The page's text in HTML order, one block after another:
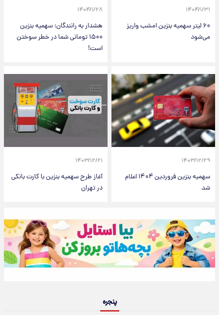
۱۴۰۴/۱/۳۱
۶۰ لیتر سهمیه بنزین امشب واریز
می‌شود
۱۴۰۴/۱/۲۸
هشدار به رانندگان: سهمیه بنزین
۱۵۰۰ تومانی شما در خطر سوختن
است!
۱۴۰۳/۱۲/۲۹
سهمیه بنزین فروردین‌ ۱۴۰۴ اعلام
شد
۱۴۰۳/۱۲/۲۱
آغاز طرح سهمیه بنزین با کارت بانکی
در تهران
پنجره